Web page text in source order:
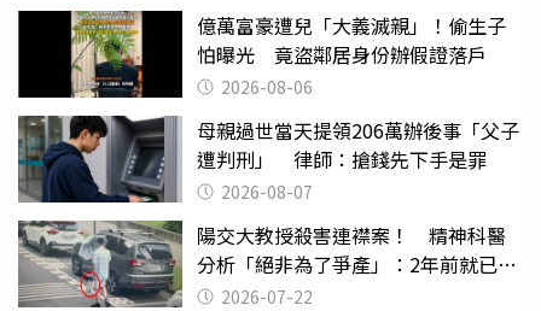
億萬富豪遭兒「大義滅親」！偷生子
怕曝光 竟盜鄰居身份辦假證落戶
2026-08-06
母親過世當天提領206萬辦後事「父子
遭判刑」 律師：搶錢先下手是罪
2026-08-07
陽交大教授殺害連襟案！ 精神科醫
分析「絕非為了爭產」：2年前就已言
行詭異
2026-07-22